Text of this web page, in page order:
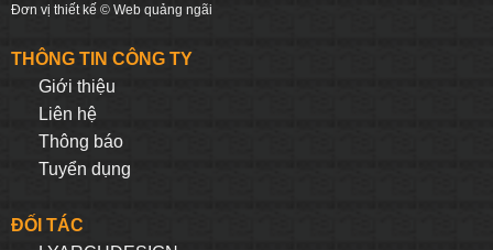
Đơn vị thiết kế © Web quảng ngãi
THÔNG TIN CÔNG TY
Giới thiệu
Liên hệ
Thông báo
Tuyển dụng
ĐỐI TÁC